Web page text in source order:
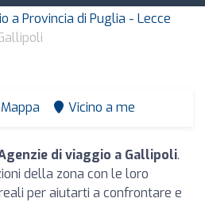
a Provincia di Puglia - Lecce
Mappa Vicino a me
di viaggio a Gallipoli.
della zona con le loro
per aiutarti a confrontare e